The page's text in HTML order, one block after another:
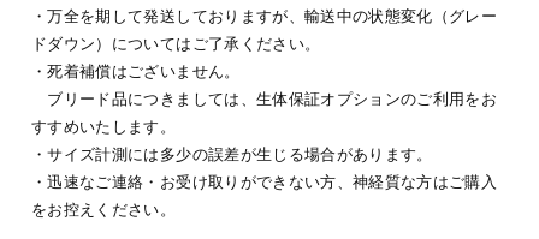
・万全を期して発送しておりますが、輸送中の状態変化（グレー
ドダウン）についてはご了承ください。
・死着補償はございません。
ブリード品につきましては、生体保証オプションのご利用をお
すすめいたします。
・サイズ計測には多少の誤差が生じる場合があります。
・迅速なご連絡・お受け取りができない方、神経質な方はご購入
をお控えください。